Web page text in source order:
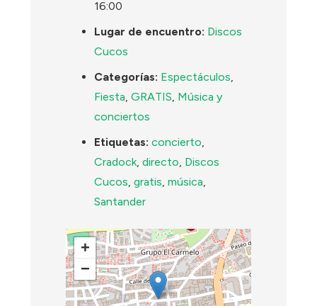
16:00
Lugar de encuentro: Discos
Cucos
Categorías: Espectáculos,
Fiesta,GRATIS, Música y
conciertos
Etiquetas: concierto,
Cradock,directo, Discos
Cucos,gratis,música,
Santander
+
−